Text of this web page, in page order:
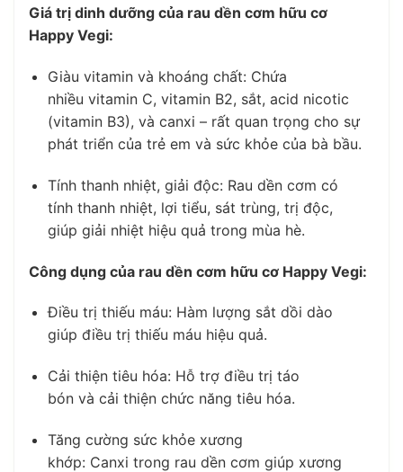
Giá trị dinh dưỡng của rau dền cơm hữu cơ
Happy Vegi:
Giàu vitamin và khoáng chất: Chứa
nhiều vitamin C, vitamin B2, sắt, acid nicotic
(vitamin B3), và canxi – rất quan trọng cho sự
phát triển của trẻ em và sức khỏe của bà bầu.
Tính thanh nhiệt, giải độc: Rau dền cơm có
tính thanh nhiệt, lợi tiểu, sát trùng, trị độc,
giúp giải nhiệt hiệu quả trong mùa hè.
Công dụng của rau dền cơm hữu cơ Happy Vegi:
Điều trị thiếu máu: Hàm lượng sắt dồi dào
giúp điều trị thiếu máu hiệu quả.
Cải thiện tiêu hóa: Hỗ trợ điều trị táo
bónvà cải thiện chức năng tiêu hóa.
Tăng cường sức khỏe xương
khớp: Canxi trong rau dền cơm giúp xương